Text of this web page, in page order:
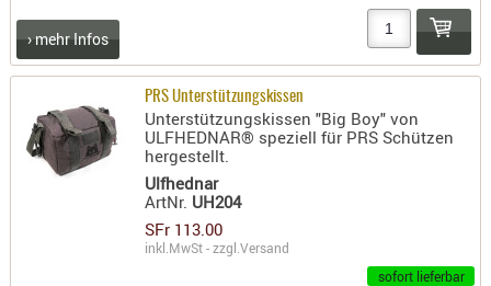
MAGAZINE
RIEMEN
› mehr Infos
PRS Unterstützungskissen
Unterstützungskissen "Big Boy" von
ULFHEDNAR® speziell für PRS Schützen
hergestellt.
Ulfhednar
ArtNr. UH204
SFr 113.00
inkl.MwSt - zzgl.Versand
sofort lieferbar